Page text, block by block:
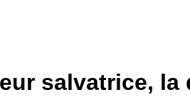
salvatrice, la